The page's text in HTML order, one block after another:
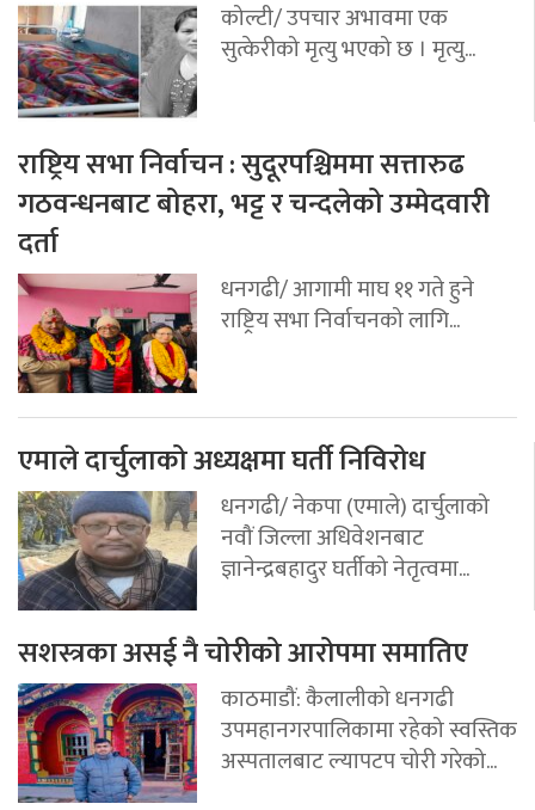
कोल्टी/ उपचार अभावमा एक
सुत्केरीको मृत्यु भएको छ । मृत्यु...
राष्ट्रिय सभा निर्वाचन : सुदूरपश्चिममा सत्तारुढ
गठवन्धनबाट बोहरा, भट्ट र चन्दलेको उम्मेदवारी
दर्ता
धनगढी/ आगामी माघ ११ गते हुने
राष्ट्रिय सभा निर्वाचनको लागि...
एमाले दार्चुलाको अध्यक्षमा घर्ती निविरोध
धनगढी/ नेकपा (एमाले) दार्चुलाको
नवौं जिल्ला अधिवेशनबाट
ज्ञानेन्द्रबहादुर घर्तीको नेतृत्वमा...
सशस्त्रका असई नै चोरीको आरोपमा समातिए
काठमाडौं: कैलालीको धनगढी
उपमहानगरपालिकामा रहेको स्वस्तिक
अस्पतालबाट ल्यापटप चोरी गरेको...